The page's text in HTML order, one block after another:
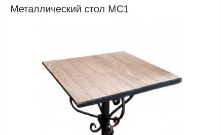
Металлический стол МС1